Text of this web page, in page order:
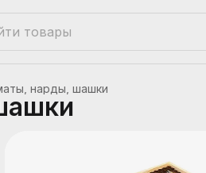
нарды, шашки